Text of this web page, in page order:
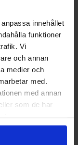
innehållet
funktioner
Vi
och annan
medier och
med.
med annan
som de har
tillbehör och
med att
tveka inte att ta
AB för